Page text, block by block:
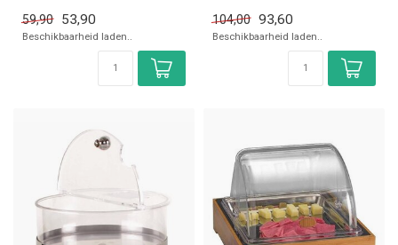
59,90
53,90
Beschikbaarheid laden..
cm, diep...
104,00 93,60
Beschikbaarheid laden..